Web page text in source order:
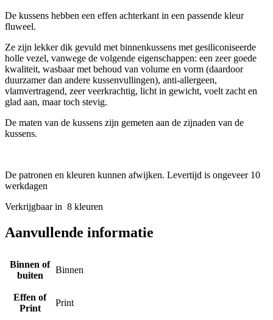
De kussens hebben een effen achterkant in een passende kleur
fluweel.
Ze zijn lekker dik gevuld met binnenkussens met gesiliconiseerde
holle vezel, vanwege de volgende eigenschappen: een zeer goede
kwaliteit, wasbaar met behoud van volume en vorm (daardoor
duurzamer dan andere kussenvullingen), anti-allergeen,
vlamvertragend, zeer veerkrachtig, licht in gewicht, voelt zacht en
glad aan, maar toch stevig.
De maten van de kussens zijn gemeten aan de zijnaden van de
kussens.
De patronen en kleuren kunnen afwijken. Levertijd is ongeveer 10
werkdagen
Verkrijgbaar in 8 kleuren
Aanvullende informatie
Binnen of
buiten
Binnen
Effen of
Print
Print